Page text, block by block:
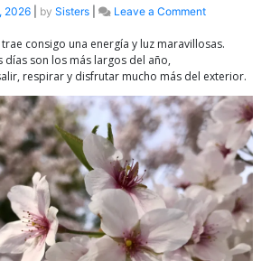
2026 by Sisters Leave a Commenton
CÍNCO
o
fantásticas
para
disfrutar
de
la
primavera
consigo una energía y luz maravillosas.
días son los más largos del año,
respirar y disfrutar mucho más del exterior.